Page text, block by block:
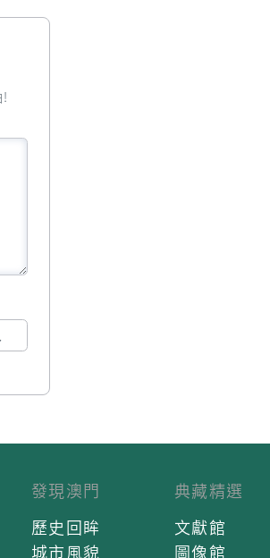
!
發現澳門
歷史回眸
城市風貌
典藏精選
文獻館
圖像館